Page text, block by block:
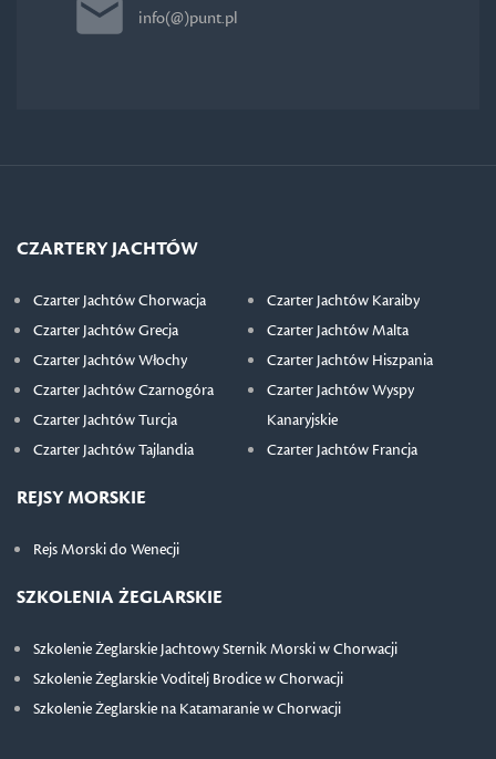
info(@)punt.pl
CZARTERY JACHTÓW
Czarter Jachtów Chorwacja
Czarter Jachtów Grecja
Czarter Jachtów Włochy
Czarter Jachtów Czarnogóra
Czarter Jachtów Turcja
Czarter Jachtów Tajlandia
Czarter Jachtów Karaiby
Czarter Jachtów Malta
Czarter Jachtów Hiszpania
Czarter Jachtów Wyspy
Kanaryjskie
Czarter Jachtów Francja
REJSY MORSKIE
Rejs Morski do Wenecji
SZKOLENIA ŻEGLARSKIE
Szkolenie Żeglarskie Jachtowy Sternik Morski w Chorwacji
Szkolenie Żeglarskie Voditelj Brodice w Chorwacji
Szkolenie Żeglarskie na Katamaranie w Chorwacji